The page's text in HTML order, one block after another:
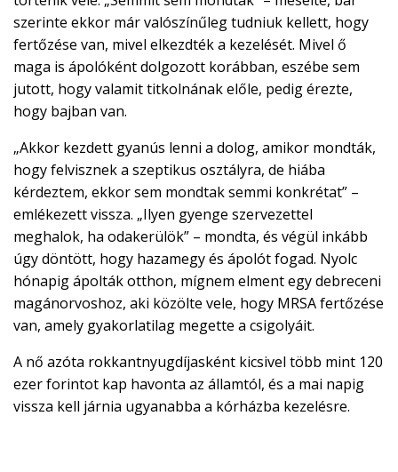
szerinte ekkor már valószínűleg tudniuk kellett, hogy
fertőzése van, mivel elkezdték a kezelését. Mivel ő
maga is ápolóként dolgozott korábban, eszébe sem
jutott, hogy valamit titkolnának előle, pedig érezte,
hogy bajban van.
„Akkor kezdett gyanús lenni a dolog, amikor mondták,
hogy felvisznek a szeptikus osztályra, de hiába
kérdeztem, ekkor sem mondtak semmi konkrétat” –
emlékezett vissza. „Ilyen gyenge szervezettel
meghalok, ha odakerülök” – mondta, és végül inkább
úgy döntött, hogy hazamegy és ápolót fogad. Nyolc
hónapig ápolták otthon, mígnem elment egy debreceni
magánorvoshoz, aki közölte vele, hogy MRSA fertőzése
van, amely gyakorlatilag megette a csigolyáit.
A nő azóta rokkantnyugdíjasként kicsivel több mint 120
ezer forintot kap havonta az államtól, és a mai napig
vissza kell járnia ugyanabba a kórházba kezelésre.